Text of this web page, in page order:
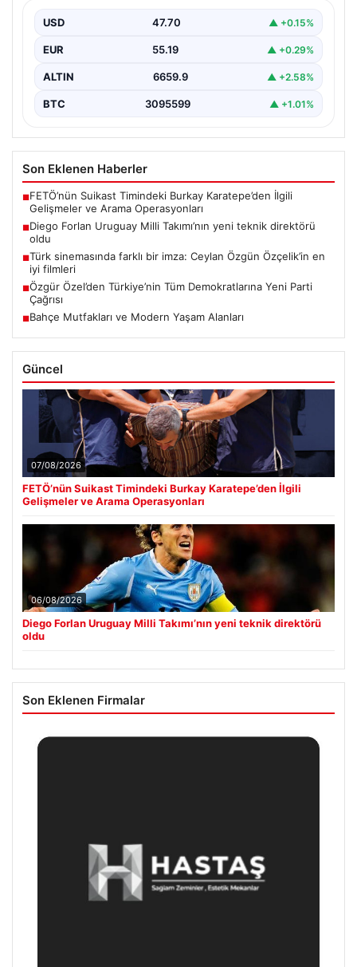
USD 47.70 ▲ +0.15%
EUR 55.19 ▲ +0.29%
ALTIN 6659.9 ▲ +2.58%
BTC 3095599 ▲ +1.01%
Son Eklenen Haberler
■FETÖ’nün Suikast Timindeki Burkay Karatepe’den İlgili
Gelişmeler ve Arama Operasyonları
■Diego Forlan Uruguay Milli Takımı’nın yeni teknik direktörü
oldu
■Türk sinemasında farklı bir imza: Ceylan Özgün Özçelik’in en
iyi filmleri
■Özgür Özel’den Türkiye’nin Tüm Demokratlarına Yeni Parti
Çağrısı
■Bahçe Mutfakları ve Modern Yaşam Alanları
Güncel
07/08/2026
FETÖ’nün Suikast Timindeki Burkay Karatepe’den İlgili
Gelişmeler ve Arama Operasyonları
06/08/2026
Diego Forlan Uruguay Milli Takımı’nın yeni teknik direktörü
oldu
Son Eklenen Firmalar